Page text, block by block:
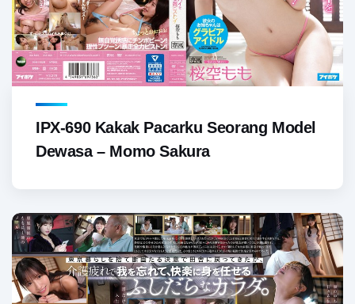
IPX-690 Kakak Pacarku Seorang Model
Dewasa – Momo Sakura